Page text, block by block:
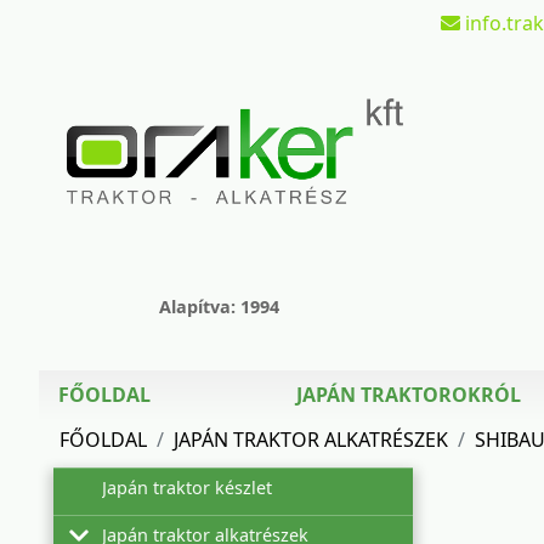
Alapítva: 1994
FŐOLDAL JAPÁN TRAKTOROKRÓL
FŐOLDAL
JAPÁN TRAKTOR ALKATRÉSZEK
Japán traktor készlet
Japán traktor alkatrészek